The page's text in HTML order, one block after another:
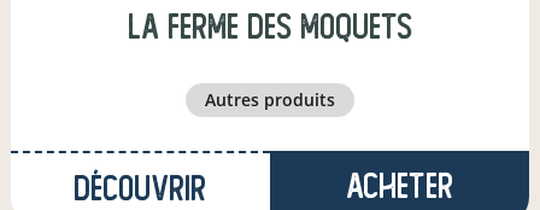
La ferme des moquets
autres produits
Découvrir Acheter